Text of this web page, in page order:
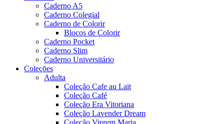
Caderno A5
Caderno Colegial
Caderno de Colorir
Blocos de Colorir
Caderno Pocket
Caderno Slim
Caderno Universitário
Coleções
Adulta
Coleção Cafe au Lait
Coleção Café
Coleção Era Vitoriana
Coleção Lavender Dream